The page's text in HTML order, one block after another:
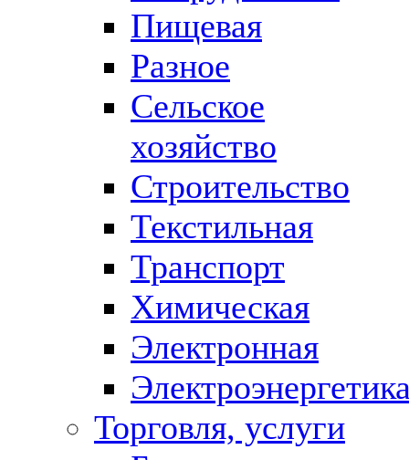
Пищевая
Разное
Сельское
хозяйство
Строительство
Текстильная
Транспорт
Химическая
Электронная
Торговля, услуги